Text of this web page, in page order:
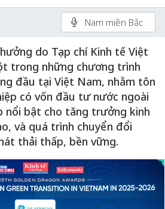
Nam miền Bắc
do Tạp chí Kinh tế Việt
trong những chương trình
đầu tại Việt Nam, nhằm tôn
có vốn đầu tư nước ngoài
nổi bật cho tăng trưởng kinh
và quá trình chuyển đổi
thải thấp, bền vững.